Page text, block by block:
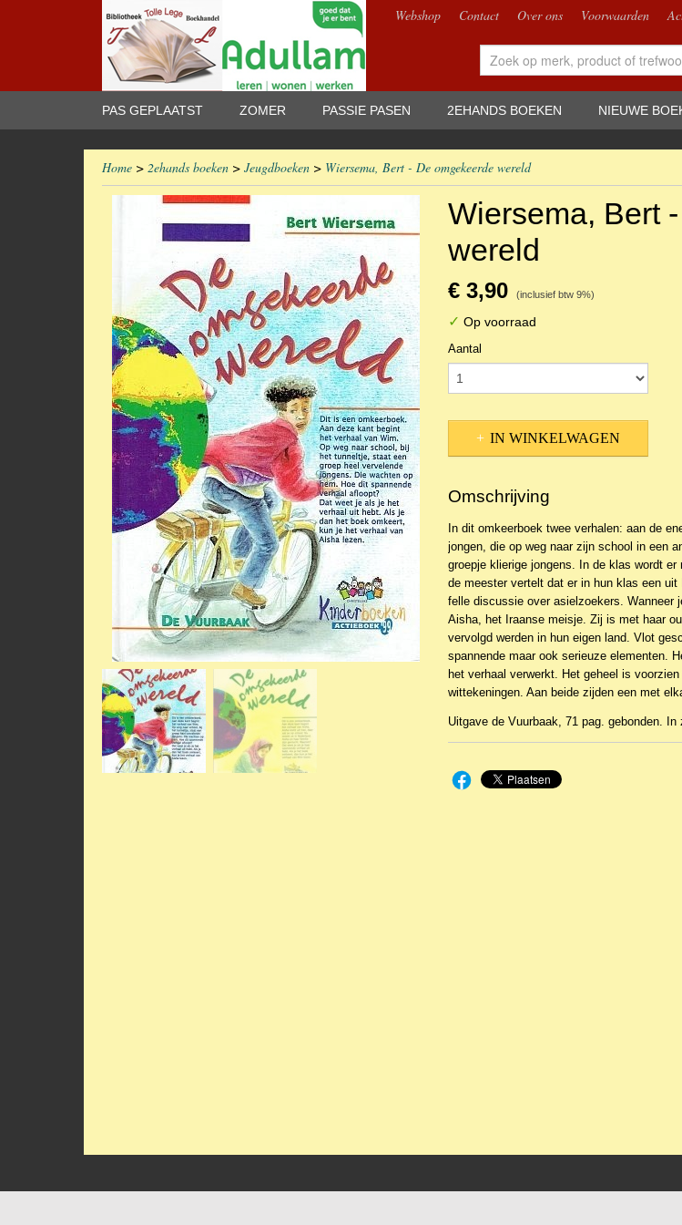
Webshop Contact Over ons Voorwaarden
PAS GEPLAATST ZOMER PASSIE PASEN 2EHANDS BOEKEN NIEUWE
Home > 2ehands boeken > Jeugdboeken > Wiersema, Bert - De omgekeerde wereld
Wiersema, Bert
wereld
€ 3,90 (inclusief btw 9%)
✓ Op voorraad
Aantal
IN WINKELWAGEN
Omschrijving
In dit omkeerboek twee verhalen: aan de
jongen, die op weg naar zijn school in een
groepje klierige jongens. In de klas wordt
de meester vertelt dat er in hun klas een
felle discussie over asielzoekers. Wanneer
Aisha, het Iraanse meisje. Zij is met haar
vervolgd werden in hun eigen land. Vlot
spannende maar ook serieuze elementen.
het verhaal verwerkt. Het geheel is
wittekeningen. Aan beide zijden een met
Uitgave de Vuurbaak, 71 pag. gebonden. In